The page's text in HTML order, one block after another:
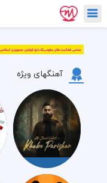
آهنگهای ویژه